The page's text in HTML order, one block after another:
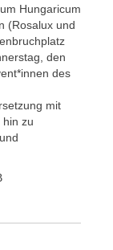
Hungaricum
(Rosalux und
den
des
mit
hin zu